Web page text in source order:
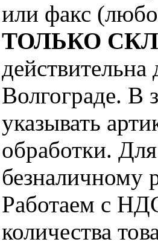
или факс
ТОЛЬКО
Волгограде. В
указывать
обработки.
безналичному
Работаем с
количества